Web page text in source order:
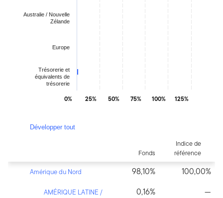
Australie / Nouvelle
Zélande
Europe
Trésorerie et
équivalents de
trésorerie
0% 100%
25% 50% 75% 125%
Développer tout
Fonds
Indice de
référence
Amérique du Nord
98,10% 100,00%
AMÉRIQUE LATINE /
0,16% —